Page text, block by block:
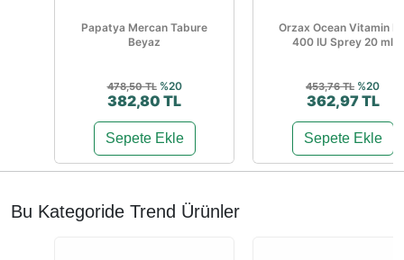
Papatya Mercan Tabure
Beyaz
478,50 TL %20
382,80 TL
Sepete Ekle
Orzax Ocean Vitamin
400 IU Sprey 20 ml
453,76 TL %20
362,97 TL
Sepete Ekle
Bu Kategoride Trend Ürünler